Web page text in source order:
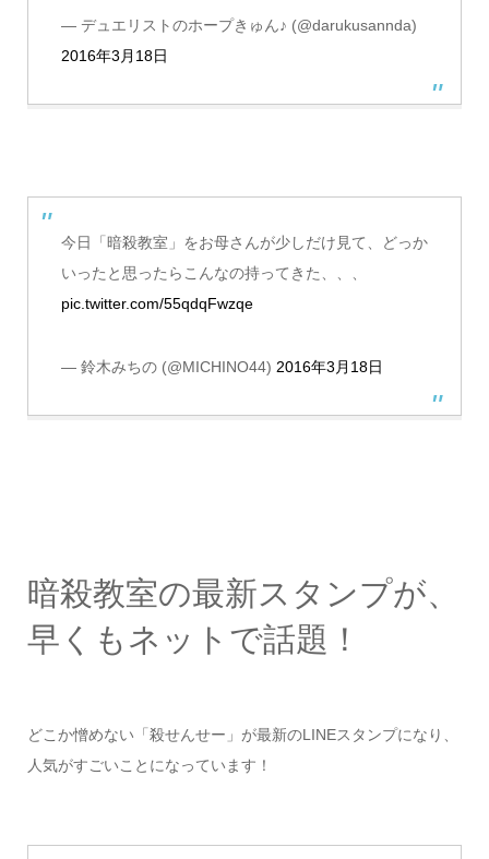
— デュエリストのホープきゅん♪ (@darukusannda)
2016年3月18日
今日「暗殺教室」をお母さんが少しだけ見て、どっか
いったと思ったらこんなの持ってきた、、、
pic.twitter.com/55qdqFwzqe
— 鈴木みちの (@MICHINO44) 2016年3月18日
暗殺教室の最新スタンプが、
早くもネットで話題！
どこか憎めない「殺せんせー」が最新のLINEスタンプになり、
人気がすごいことになっています！